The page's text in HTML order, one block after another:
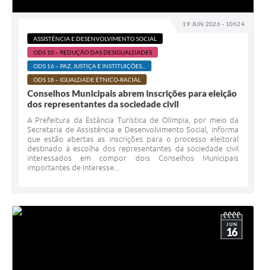
19 JUN 2026 - 10h24
ASSISTÊNCIA E DESENVOLVIMENTO SOCIAL
ODS 10 – REDUÇÃO DAS DESIGUALDADES
ODS 16 – PAZ, JUSTIÇA E INSTITUIÇÕES...
ODS 18 – IGUALDADE ÉTNICO-RACIAL
Conselhos Municipais abrem inscrições para eleição
dos representantes da sociedade civil
A Prefeitura da Estância Turística de Olímpia, por meio da
Secretaria de Assistência e Desenvolvimento Social, informa
que estão abertas as inscrições para o processo eleitoral
destinado à escolha dos representantes da sociedade civil
interessados em compor dois Conselhos Municipais
importantes de interesse...
JUN
16